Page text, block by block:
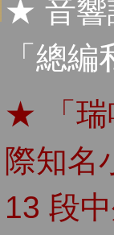
★ 音響
「總
★ 「瑞
際知名
13 段